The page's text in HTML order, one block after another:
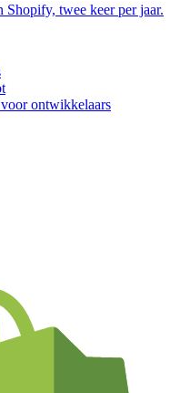
Shopify, twee keer per jaar.
ontwikkelaars